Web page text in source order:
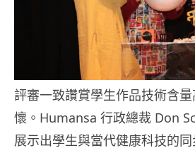
評審一致讚賞學生作品技術含
懷。Humansa 行政總裁 Don
展示出學生與當代健康科技的